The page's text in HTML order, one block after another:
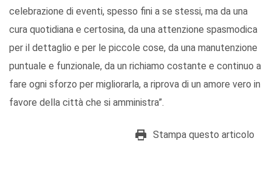
celebrazione di eventi, spesso fini a se stessi, ma da una
cura quotidiana e certosina, da una attenzione spasmodica
per il dettaglio e per le piccole cose, da una manutenzione
puntuale e funzionale, da un richiamo costante e continuo a
fare ogni sforzo per migliorarla, a riprova di un amore vero in
favore della città che si amministra”.
Stampa questo articolo